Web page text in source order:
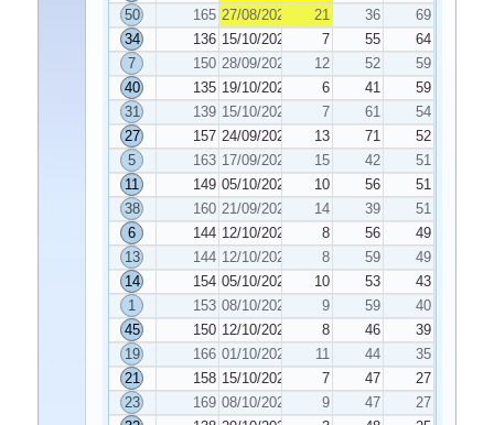
50
165 27/08/2021 21 36
69
34
136 15/10/2021 7 55
64
7
150 28/09/2021 12 52
59
40
135 19/10/2021 6 41
59
31
139 15/10/2021 7 61
54
27
157 24/09/2021 13 71
52
5
163 17/09/2021 15 42
51
11
149 05/10/2021 10 56
51
38
160 21/09/2021 14 39
51
6
144 12/10/2021 8 56
49
13
144 12/10/2021 8 59
49
14
154 05/10/2021 10 53
43
1
153 08/10/2021 9 59
40
45
150 12/10/2021 8 46
39
19
166 01/10/2021 11 44
35
21
158 15/10/2021 7 47
27
23
169 08/10/2021 9 47
27